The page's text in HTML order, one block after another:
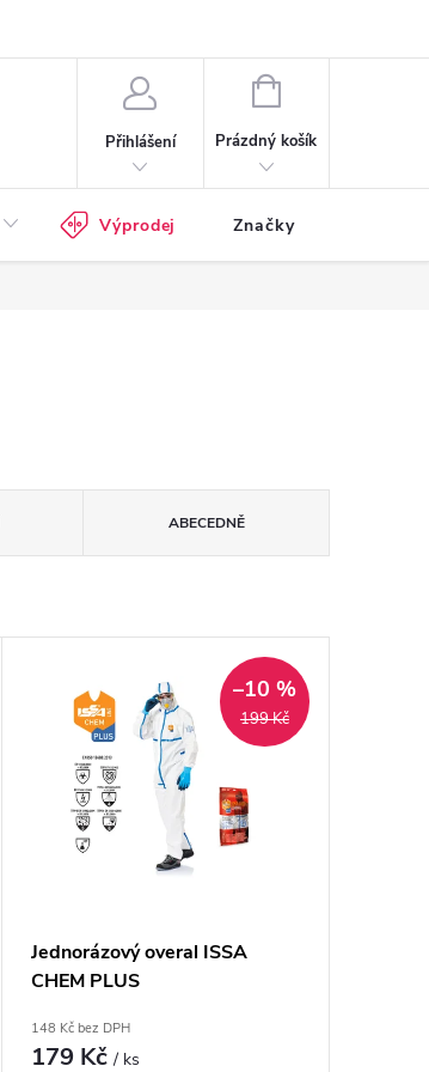
Přihlášení
NÁKUPNÍ
Prázdný košík
Výprodej Značky
ABECEDNĚ
199 Kč
–10 %
Jednorázový overal ISSA
CHEM PLUS
148 Kč bez DPH
179 Kč/ ks